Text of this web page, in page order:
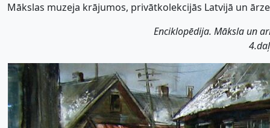
Mākslas muzeja krājumos, privātkolekcijās Latvijā un
Enciklopēdija. Māksla un